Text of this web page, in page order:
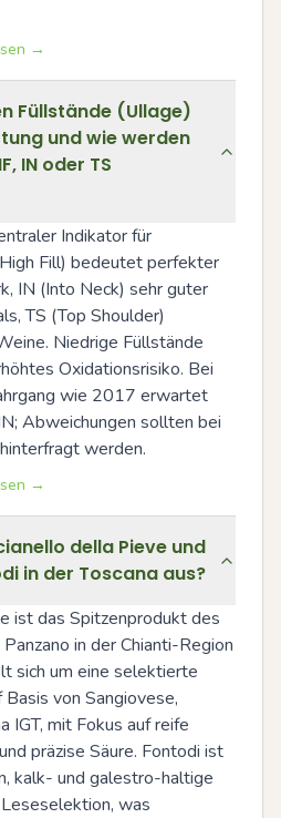
→
Füllstände (Ullage)
und wie werden
IN oder TS
Indikator für
Fill) bedeutet perfekter
IN (Into Neck) sehr guter
TS (Top Shoulder)
Niedrige Füllstände
Oxidationsrisiko. Bei
wie 2017 erwartet
Abweichungen sollten bei
werden.
→
della Pieve und
in der Toscana aus?
ist das Spitzenprodukt des
in der Chianti-Region
sich um eine selektierte
von Sangiovese,
IGT, mit Fokus auf reife
präzise Säure. Fontodi ist
kalk- und galestro-haltige
was